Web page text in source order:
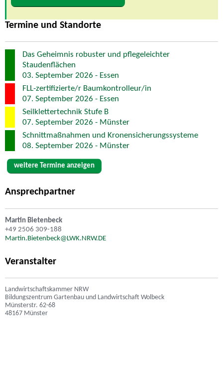
Termine und Standorte
Das Geheimnis robuster und pflegeleichter
Staudenflächen
03. September 2026 - Essen
FLL-zertifizierte/r Baumkontrolleur/in
07. September 2026 - Essen
Seilklettertechnik Stufe B
07. September 2026 - Münster
Schnittmaßnahmen und Kronensicherungssysteme
08. September 2026 - Münster
weitere Termine anzeigen
Ansprechpartner
Martin Bietenbeck
+49 2506 309-188
Martin.Bietenbeck@LWK.NRW.DE
Veranstalter
Landwirtschaftskammer NRW
Bildungszentrum Gartenbau und Landwirtschaft Wolbeck
Münsterstr. 62-68
48167 Münster